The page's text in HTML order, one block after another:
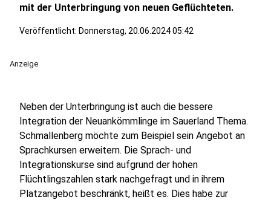
mit der Unterbringung von neuen Geflüchteten.
Veröffentlicht: Donnerstag, 20.06.2024 05:42
Anzeige
Neben der Unterbringung ist auch die bessere
Integration der Neuankömmlinge im Sauerland Thema.
Schmallenberg möchte zum Beispiel sein Angebot an
Sprachkursen erweitern. Die Sprach- und
Integrationskurse sind aufgrund der hohen
Flüchtlingszahlen stark nachgefragt und in ihrem
Platzangebot beschränkt, heißt es. Dies habe zur